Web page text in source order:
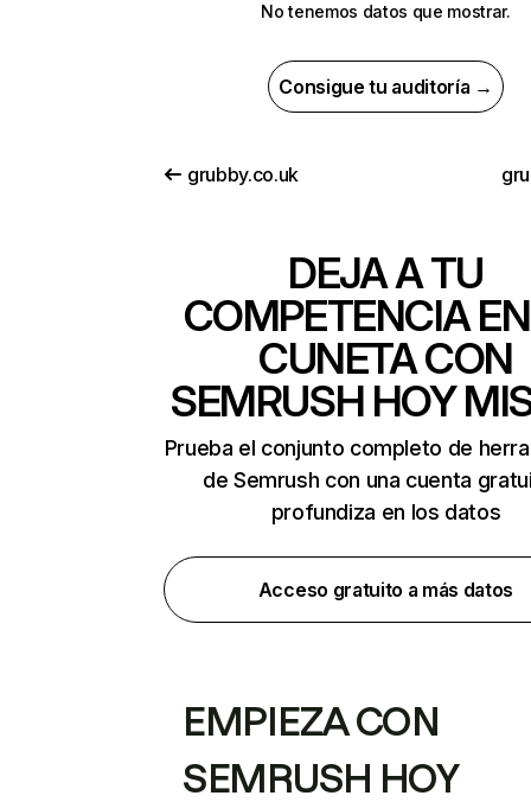
No tenemos datos que mostrar.
Consigue tu auditoría →
grubby.co.uk
DEJA A TU
COMPETENCIA
CUNETA CON
SEMRUSH HOY
Prueba el conjunto completo de
de Semrush con una cuenta
profundiza en los datos
Acceso gratuito a más datos
EMPIEZA CON
SEMRUSH HOY